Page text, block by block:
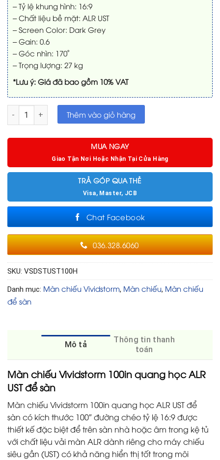
– Tỷ lệ khung hình: 16:9
– Chất liệu bề mặt: ALR UST
– Screen Color: Dark Grey
– Gain: 0.6
– Góc nhìn: 170˚
– Trọng lượng: 27 kg
*Lưu ý: Giá đã bao gồm 10% VAT
Màn chiếu Vividstorm 100in quang học ALR UST để sàn số
Thêm vào giỏ hàng
MUA NGAY
Giao Tận Nơi Hoặc Nhận Tại Cửa Hàng
TRẢ GÓP QUA THẺ
Visa, Master, JCB
Chat Facebook
036.328.6060
SKU: VSDSTUST100H
Danh mục: Màn chiếu Vividstorm, Màn chiếu, Màn chiếu
để sàn
Mô tả
Thông tin thanh
toán
Màn chiếu Vividstorm 100in quang học ALR
UST để sàn
Màn chiếu Vividstorm 100in quang học ALR UST để
sàn có kích thước 100″ đường chéo tỷ lệ 16:9 được
thiết kế đặc biệt để trên sàn nhà hoặc âm trong kệ tủ
với chất liệu vải màn ALR dành riêng cho máy chiếu
siêu gần (UST) có khả năng hiển thị tốt trong môi